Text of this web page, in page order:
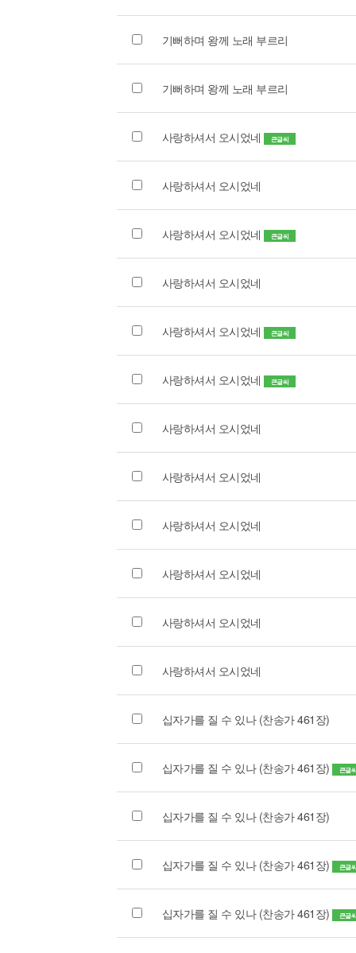
기뻐하며 왕께 노래 부르리
기뻐하며 왕께 노래 부르리
사랑하셔서 오시었네 큰글씨
사랑하셔서 오시었네
사랑하셔서 오시었네 큰글씨
사랑하셔서 오시었네
사랑하셔서 오시었네 큰글씨
사랑하셔서 오시었네 큰글씨
사랑하셔서 오시었네
사랑하셔서 오시었네
사랑하셔서 오시었네
사랑하셔서 오시었네
사랑하셔서 오시었네
사랑하셔서 오시었네
십자가를 질 수 있나 (찬송가 461장)
십자가를 질 수 있나 (찬송가 461장) 큰글
십자가를 질 수 있나 (찬송가 461장)
십자가를 질 수 있나 (찬송가 461장) 큰글
십자가를 질 수 있나 (찬송가 461장) 큰글